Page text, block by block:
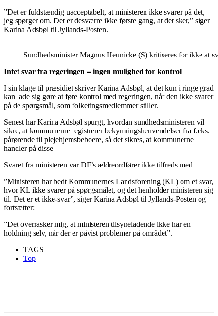
”Det er fuldstændig uacceptabelt, at ministeren ikke svarer på det,
jeg spørger om. Det er desværre ikke første gang, at det sker,” siger
Karina Adsbøl til Jyllands-Posten.
Sundhedsminister Magnus Heunicke (S) kritiseres for ikke at
Intet svar fra regeringen = ingen mulighed for kontrol
I sin klage til præsidiet skriver Karina Adsbøl, at det kun i ringe grad
kan lade sig gøre at føre kontrol med regeringen, når den ikke svarer
på de spørgsmål, som folketingsmedlemmer stiller.
Senest har Karina Adsbøl spurgt, hvordan sundhedsministeren vil
sikre, at kommunerne registrerer bekymringshenvendelser fra f.eks.
pårørende til plejehjemsbeboere, så det sikres, at kommunerne
handler på disse.
Svaret fra ministeren var DF’s ældreordfører ikke tilfreds med.
”Ministeren har bedt Kommunernes Landsforening (KL) om et svar,
hvor KL ikke svarer på spørgsmålet, og det henholder ministeren sig
til. Det er et ikke-svar”, siger Karina Adsbøl til Jyllands-Posten og
fortsætter:
”Det overrasker mig, at ministeren tilsyneladende ikke har en
holdning selv, når der er påvist problemer på området”.
TAGS
Top